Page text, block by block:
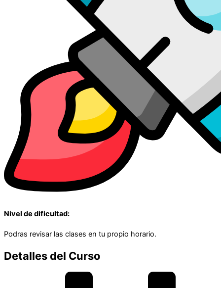
Nivel de dificultad:
Podras revisar las clases en tu propio horario.
Detalles del Curso